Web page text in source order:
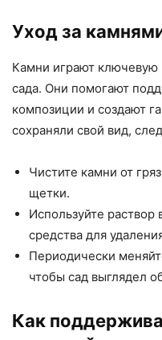
Уход за
Камни играют ключевую
сада. Они помогают
композиции и создают
сохраняли свой вид,
Чистите камни от
щетки.
Используйте
средства для
Периодически
чтобы сад выглядел
Как